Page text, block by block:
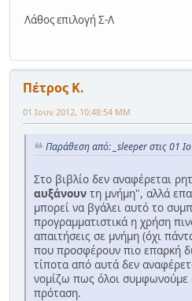
Λάθος επιλογή Σ-Λ
Πέτρος Κ.
01 Ιουν 2012, 10:48:54 ΜΜ
Παράθεση από: _sleeper στις 01
Στο βιβλίο δεν αναφέρεται
αυξάνουν τη μνήμη", αλλά
μπορεί να βγάλει αυτό το
προγραμματιστικά η χρήση
απαιτήσεις σε μνήμη (όχι
που προσφέρουν πιο επαρκή
τίποτα από αυτά δεν
νομίζω πως όλοι
πρόταση.